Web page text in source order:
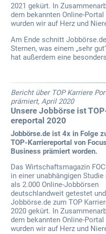
2021 gekürt. In
dem bekannten Online-
wurden wir auf Herz und
Am Ende schnitt
Sternen, was einem „sehr
hat außerdem eine
Bericht über TOP Karriere
prämiert, April 2020
Unsere Jobbörse ist
ereportal 2020
Jobbörse.de ist 4x in Folge
TOP-Karriereportal von Focus
Business prämiert worden.
Das Wirtschaftsmagazin
in einer unabhängigen Studie
als 2.000 Online-Jobbörsen
deutschlandweit getestet und
Jobbörse.de zum TOP
2020 gekürt. In
dem bekannten Online-
wurden wir auf Herz und